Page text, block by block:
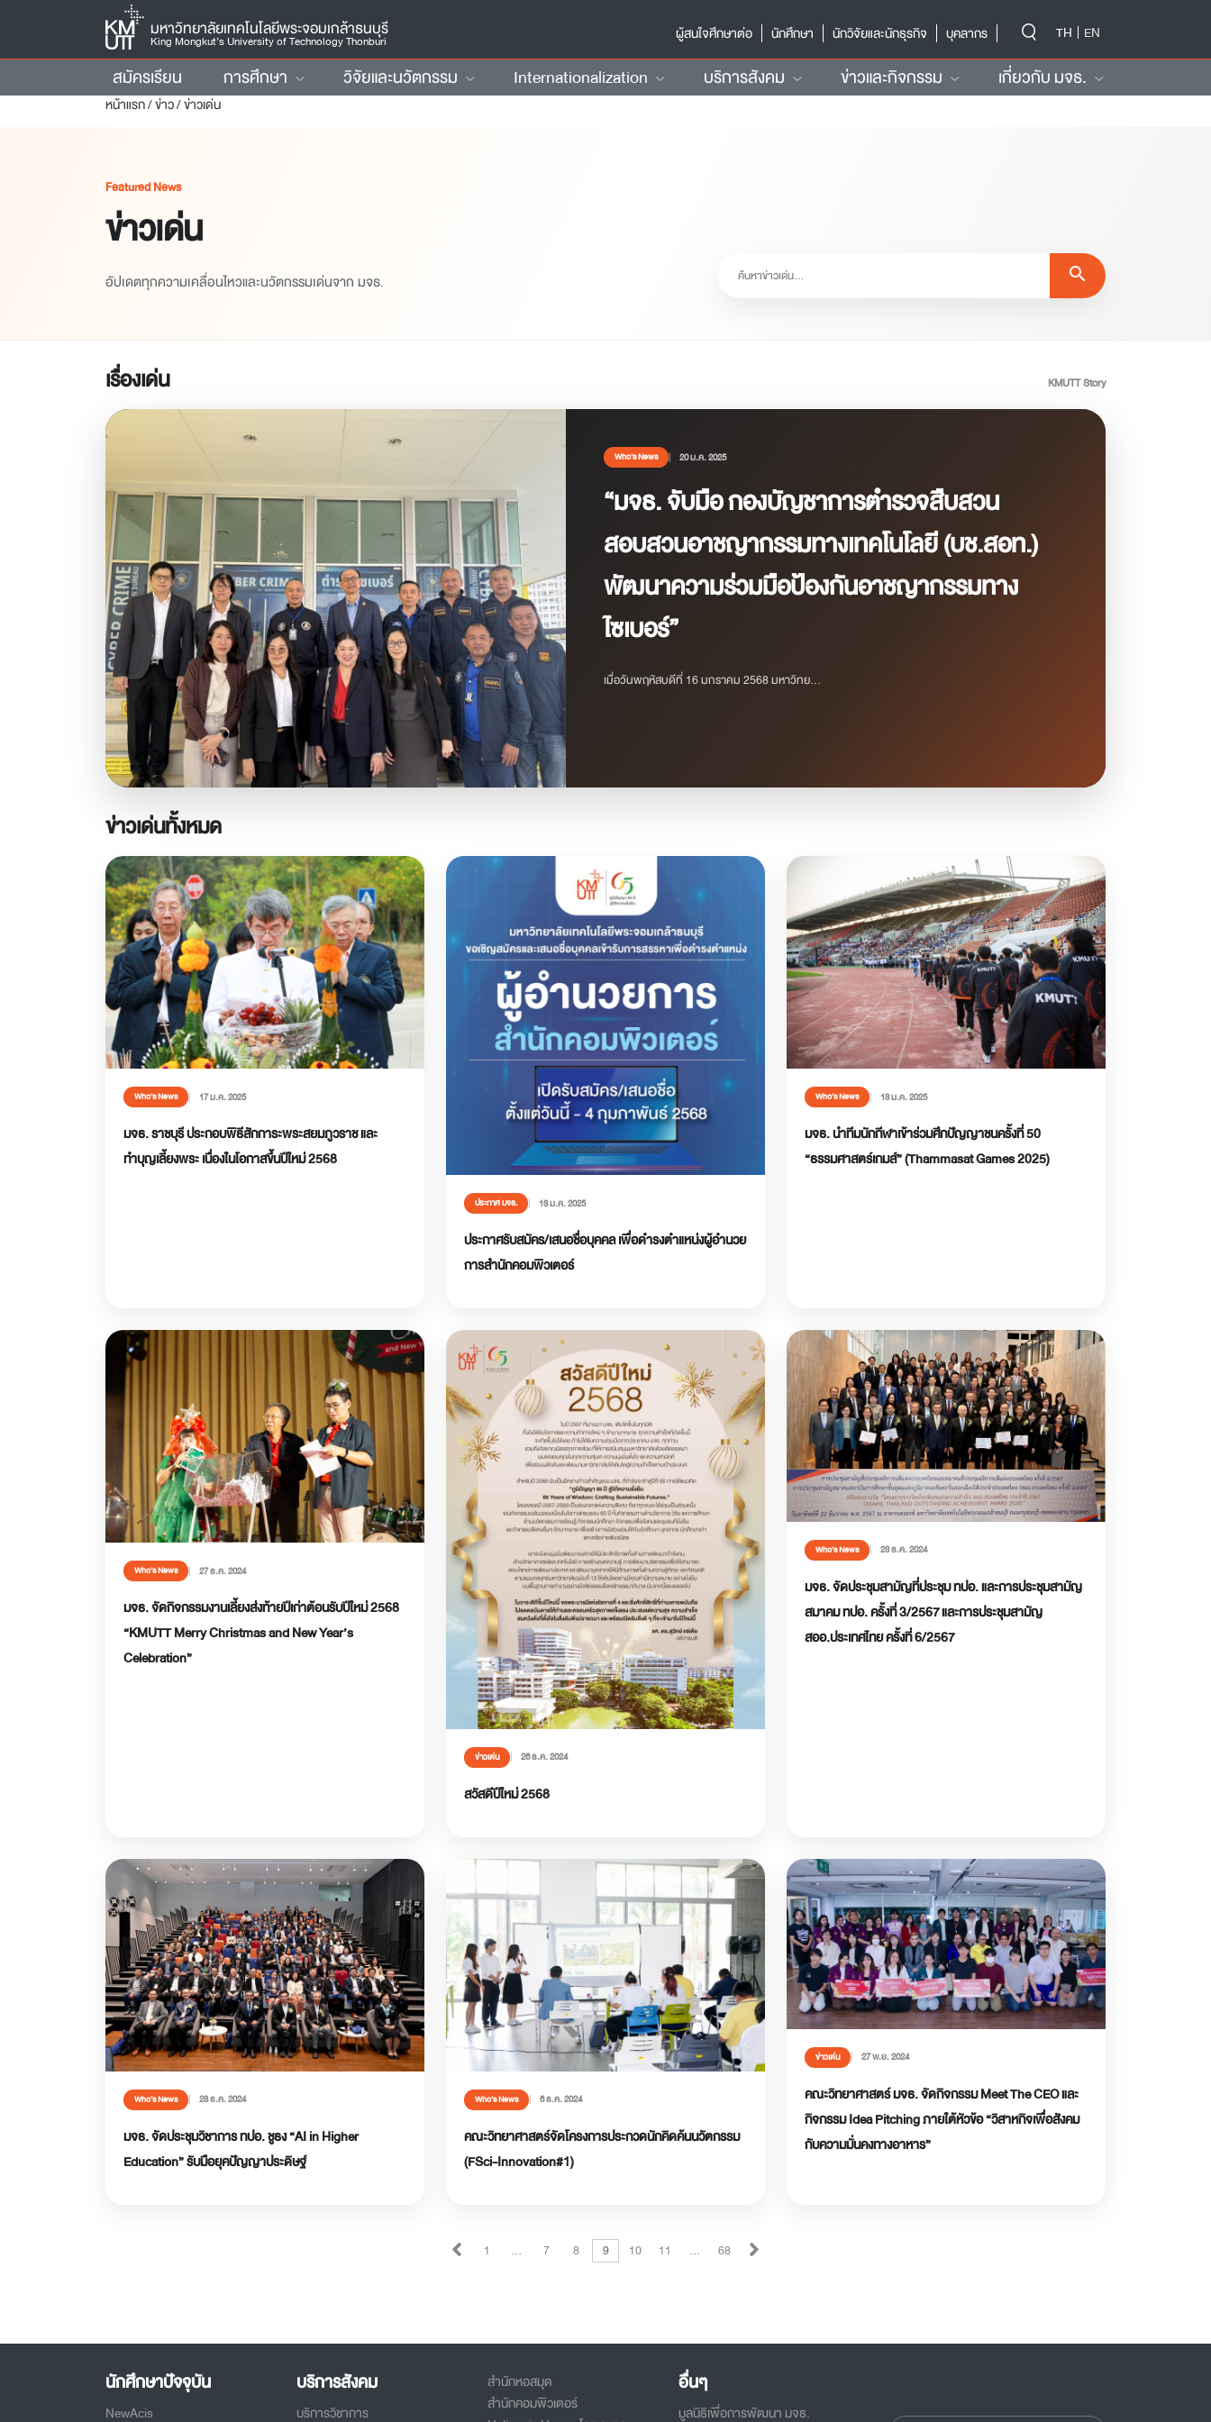
มหาวิทยาลัยเทคโนโลยีพระจอมเกล้าธนบุรี
King Mongkut’s University of Technology Thonburi
ผู้สนใจศึกษาต่อ
นักศึกษา นักวิจัยและนักธุรกิจ บุคลากร TH EN
สมัครเรียน การศึกษา วิจัยและนวัตกรรม Internationalization บริการสังคม ข่าวและกิจกรรม เกี่ยวกับ มจธ.
หน้าแรก/ข่าว/ข่าวเด่น
Featured News
ข่าวเด่น
อัปเดตทุกความเคลื่อนไหวและนวัตกรรมเด่นจาก มจธ. search
เรื่องเด่น KMUTT Story
Who’s News 20 ม.ค. 2025
“มจธ. จับมือ กองบัญชาการตำรวจสืบสวน
สอบสวนอาชญากรรมทางเทคโนโลยี (บช.สอท.)
พัฒนาความร่วมมือป้องกันอาชญากรรมทาง
ไซเบอร์”
เมื่อวันพฤหัสบดีที่ 16 มกราคม 2568 มหาวิทย...
ข่าวเด่นทั้งหมด
Who’s News 17 ม.ค. 2025
มจธ. ราชบุรี ประกอบพิธีสักการะพระสยมภูวราช และ
ทำบุญเลี้ยงพระ เนื่องในโอกาสขึ้นปีใหม่ 2568
ประกาศ มจธ. 13 ม.ค. 2025
ประกาศรับสมัคร/เสนอชื่อบุคคล เพื่อดำรงตำแหน่งผู้อำนวย
การสำนักคอมพิวเตอร์
Who’s News 13 ม.ค. 2025
มจธ. นำทีมนักกีฬาเข้าร่วมศึกปัญญาชนครั้งที่ 50
“ธรรมศาสตร์เกมส์” (Thammasat Games 2025)
Who’s News 27 ธ.ค. 2024
มจธ. จัดกิจกรรมงานเลี้ยงส่งท้ายปีเก่าต้อนรับปีใหม่ 2568
“KMUTT Merry Christmas and New Year’s
Celebration”
ข่าวเด่น 26 ธ.ค. 2024
สวัสดีปีใหม่ 2568
Who’s News 23 ธ.ค. 2024
มจธ. จัดประชุมสามัญที่ประชุม ทปอ. และการประชุมสามัญ
สมาคม ทปอ. ครั้งที่ 3/2567 และการประชุมสามัญ
สออ.ประเทศไทย ครั้งที่ 6/2567
Who’s News 23 ธ.ค. 2024
มจธ. จัดประชุมวิชาการ ทปอ. ชูธง “AI in Higher
Education” รับมือยุคปัญญาประดิษฐ์
Who’s News 6 ธ.ค. 2024
คณะวิทยาศาสตร์จัดโครงการประกวดนักคิดค้นนวัตกรรม
(FSci-Innovation#1)
ข่าวเด่น 27 พ.ย. 2024
คณะวิทยาศาสตร์ มจธ. จัดกิจกรรม Meet The CEO และ
กิจกรรม Idea Pitching ภายใต้หัวข้อ “วิสาหกิจเพื่อสังคม
กับความมั่นคงทางอาหาร”
1 … 7 8 9 10 11 … 68
นักศึกษาปัจจุบัน
NewAcis
บริการสังคม
บริการวิชาการ
สำนักหอสมุด
สำนักคอมพิวเตอร์
อื่นๆ
มูลนิธิเพื่อการพัฒนา มจธ.